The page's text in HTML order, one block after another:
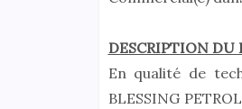
DESCRIPTION DU
En qualité de
BLESSING